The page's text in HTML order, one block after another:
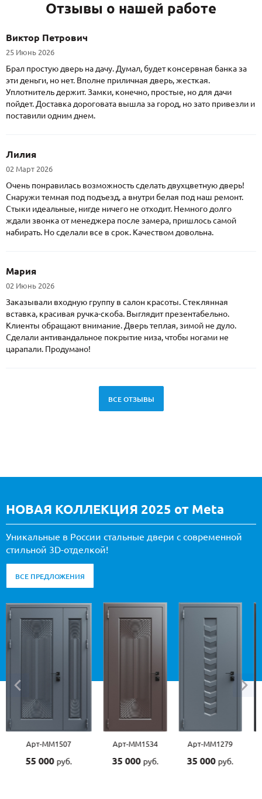
Отзывы о нашей работе
Виктор Петрович
25 Июнь 2026
Брал простую дверь на дачу. Думал, будет консервная банка за
эти деньги, но нет. Вполне приличная дверь, жесткая.
Уплотнитель держит. Замки, конечно, простые, но для дачи
пойдет. Доставка дороговата вышла за город, но зато привезли и
поставили одним днем.
Лилия
02 Март 2026
Очень понравилась возможность сделать двухцветную дверь!
Снаружи темная под подъезд, а внутри белая под наш ремонт.
Стыки идеальные, нигде ничего не отходит. Немного долго
ждали звонка от менеджера после замера, пришлось самой
набирать. Но сделали все в срок. Качеством довольна.
Мария
02 Июнь 2026
Заказывали входную группу в салон красоты. Стеклянная
вставка, красивая ручка-скоба. Выглядит презентабельно.
Клиенты обращают внимание. Дверь теплая, зимой не дуло.
Сделали антивандальное покрытие низа, чтобы ногами не
царапали. Продумано!
ВСЕ ОТЗЫВЫ
НОВАЯ КОЛЛЕКЦИЯ 2025 от Meta
Уникальные в России стальные двери с современной
стильной 3D-отделкой!
ВСЕ ПРЕДЛОЖЕНИЯ
Арт-ММ1534
35 000 руб.
Арт-ММ1279
35 000руб.
Арт-ММ1570
45 000руб.